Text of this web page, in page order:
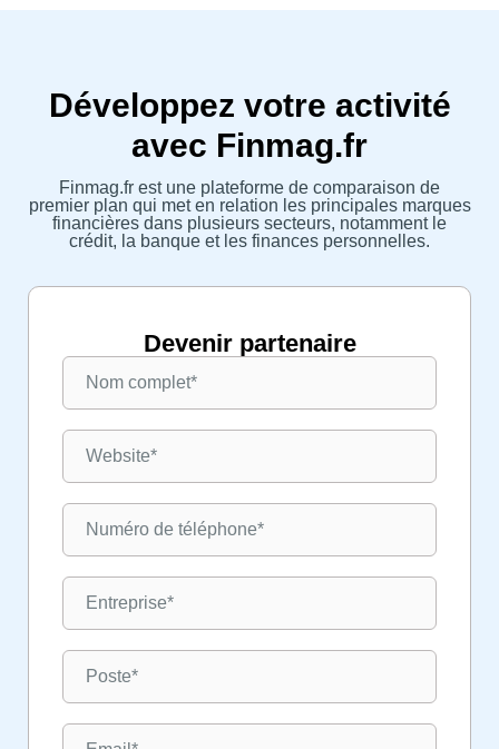
Développez votre activité
avec Finmag.fr
Finmag.fr est une plateforme de comparaison de
premier plan qui met en relation les principales marques
financières dans plusieurs secteurs, notamment le
crédit, la banque et les finances personnelles.
Devenir partenaire